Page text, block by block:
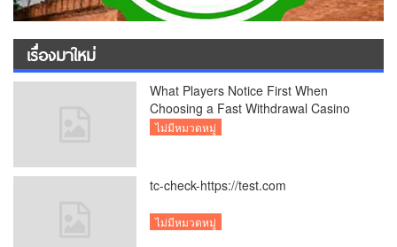
เรื่องมาใหม่
What Players Notice First When
Choosing a Fast Withdrawal Casino
UK
ไม่มีหมวดหมู่
tc-check-https://test.com
ไม่มีหมวดหมู่